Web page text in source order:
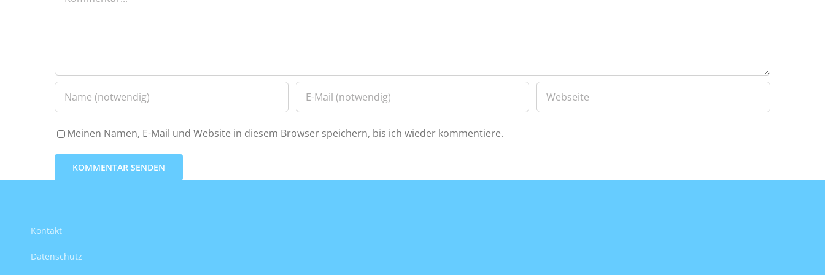
Meinen Namen, E-Mail und Website in diesem Browser speichern, bis ich wieder kommentiere.
Kontakt
Datenschutz